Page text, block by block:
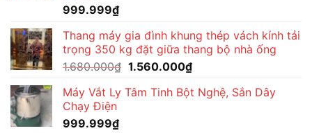
999.999₫
Thang máy gia đình khung thép vách kính tải
trọng 350 kg đặt giữa thang bộ nhà ống
1.680.000₫ Giá
là:
1.560.000₫Giá
tại
Máy Vắt Ly Tâm Tinh Bột Nghệ, Sắn Dây
Chạy Điện
999.999₫